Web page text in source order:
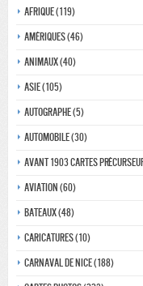
Afrique (119)
Amériques (46)
Animaux (40)
Asie (105)
Autographe (5)
Automobile (30)
Avant 1903 Cartes
Aviation (60)
Bateaux (48)
Caricatures (10)
Carnaval de nice (188)